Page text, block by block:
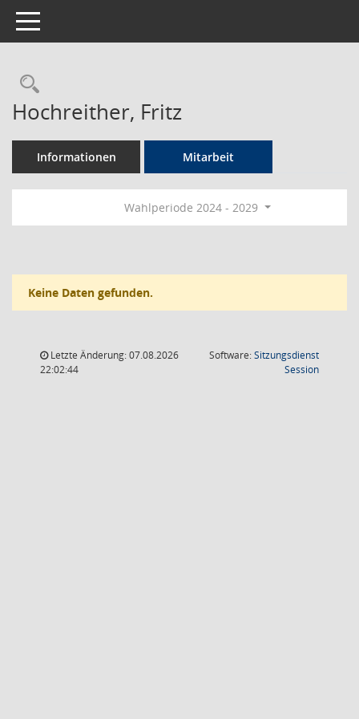
Toggle navigation
Rechercheauswahl
Hochreither, Fritz
Informationen Mitarbeit
Wahlperiode 2024 - 2029
Keine Daten gefunden.
Letzte Änderung: 07.08.2026
22:02:44
Software:Sitzungsdienst
Session(Wird in